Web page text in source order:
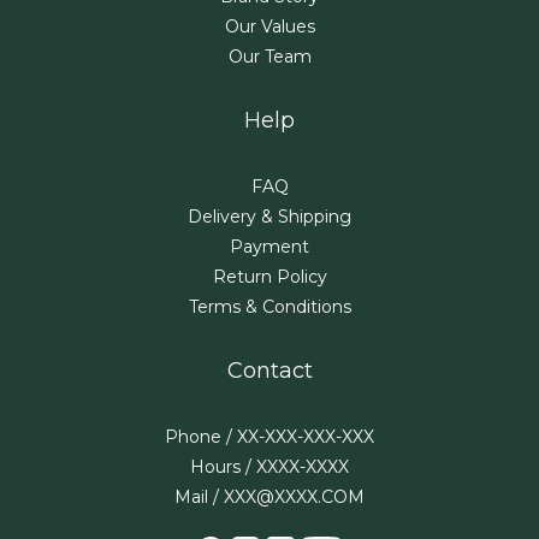
Our Values
Our Team
Help
FAQ
Delivery & Shipping
Payment
Return Policy
Terms & Conditions
Contact
Phone / XX-XXX-XXX-XXX
Hours / XXXX-XXXX
Mail / XXX@XXXX.COM